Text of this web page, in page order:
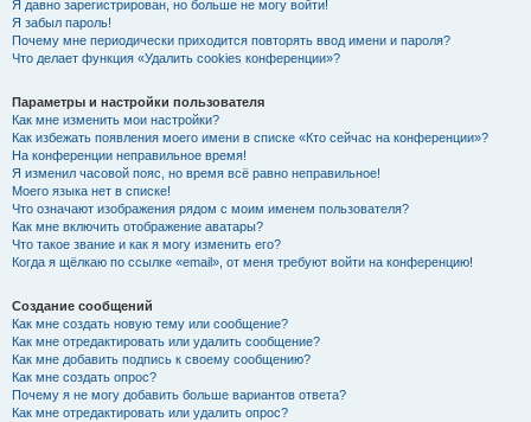
Я давно зарегистрирован, но больше не могу войти!
Я забыл пароль!
Почему мне периодически приходится повторять ввод имени и пароля?
Что делает функция «Удалить cookies конференции»?
Параметры и настройки пользователя
Как мне изменить мои настройки?
Как избежать появления моего имени в списке «Кто сейчас на конференции»?
На конференции неправильное время!
Я изменил часовой пояс, но время всё равно неправильное!
Моего языка нет в списке!
Что означают изображения рядом с моим именем пользователя?
Как мне включить отображение аватары?
Что такое звание и как я могу изменить его?
Когда я щёлкаю по ссылке «email», от меня требуют войти на конференцию!
Создание сообщений
Как мне создать новую тему или сообщение?
Как мне отредактировать или удалить сообщение?
Как мне добавить подпись к своему сообщению?
Как мне создать опрос?
Почему я не могу добавить больше вариантов ответа?
Как мне отредактировать или удалить опрос?